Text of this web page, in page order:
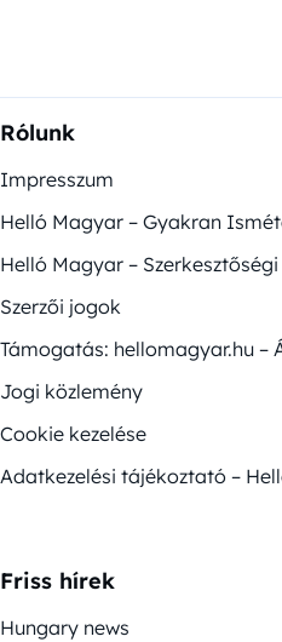
Rólunk
Impresszum
Helló Magyar – Gyakran
Helló Magyar –
Szerzői jogok
Támogatás: hellomagyar.hu –
Jogi közlemény
Cookie kezelése
Adatkezelési tájékoztató –
Friss hírek
Hungary news